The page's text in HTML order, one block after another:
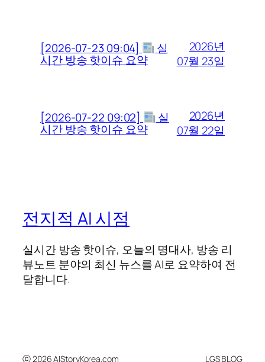
[2026-07-23 09:04] 실
시간 방송 핫이슈 요약
2026년
07월 23일
[2026-07-22 09:02] 실
시간 방송 핫이슈 요약
2026년
07월 22일
전지적 AI 시점
실시간 방송 핫이슈, 오늘의 명대사, 방송 리
뷰노트 분야의 최신 뉴스를 AI로 요약하여 전
달합니다.
ⓒ 2026 AIStoryKorea.com LGS BLOG